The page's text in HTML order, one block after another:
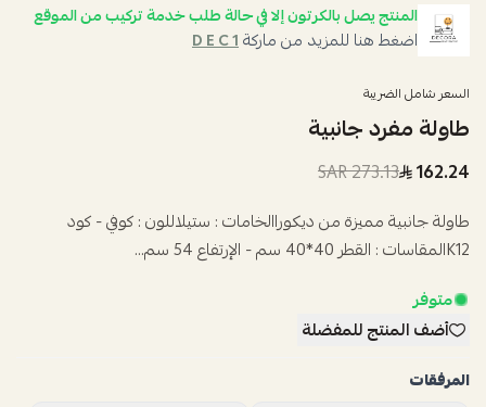
المنتج يصل بالكرتون إلا في حالة طلب خدمة تركيب من الموقع
اضغط هنا للمزيد من ماركةD E C 1
السعر شامل الضريبة
طاولة مفرد جانبية
162.24
273.13 SAR
طاولة جانبية مميزة من ديكوراالخامات : ستيلاللون : كوفي - كود
K12المقاسات : القطر 40*40 سم - الإرتفاع 54 سم...
متوفر
أضف المنتج للمفضلة
المرفقات